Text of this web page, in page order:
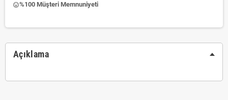
insert_emoticon%100 Müşteri Memnuniyeti
Açıklama